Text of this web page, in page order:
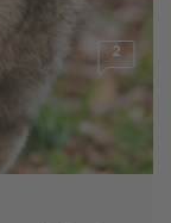
2
07. AUGUST
in